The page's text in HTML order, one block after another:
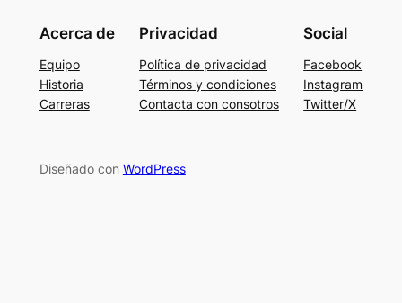
Acerca de
Equipo
Historia
Carreras
Privacidad
Política de privacidad
Términos y condiciones
Contacta con consotros
Social
Facebook
Instagram
Twitter/X
Diseñado con WordPress